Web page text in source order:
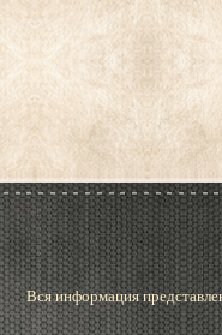
Вся информация